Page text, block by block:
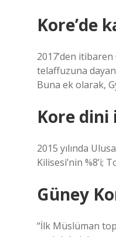
Kore’de
2017’den itibaren
telaffuzuna
Buna ek olarak,
Kore dini
2015 yılında
Kilisesi’nin %8’i;
Güney
“İlk Müslüman